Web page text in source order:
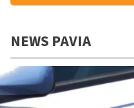
NEWS PAVIA